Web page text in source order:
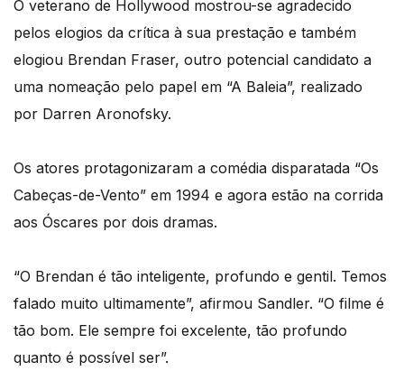
O veterano de Hollywood mostrou-se agradecido
pelos elogios da crítica à sua prestação e também
elogiou Brendan Fraser, outro potencial candidato a
uma nomeação pelo papel em “A Baleia”, realizado
por Darren Aronofsky.
Os atores protagonizaram a comédia disparatada “Os
Cabeças-de-Vento” em 1994 e agora estão na corrida
aos Óscares por dois dramas.
“O Brendan é tão inteligente, profundo e gentil. Temos
falado muito ultimamente”, afirmou Sandler. “O filme é
tão bom. Ele sempre foi excelente, tão profundo
quanto é possível ser”.